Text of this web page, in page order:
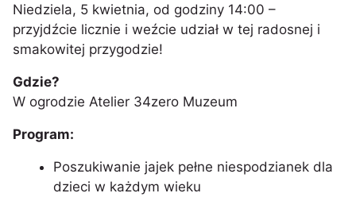
Niedziela, 5 kwietnia, od godziny 14:00 –
przyjdźcie licznie i weźcie udział w tej radosnej i
smakowitej przygodzie!
Gdzie?
W ogrodzie Atelier 34zero Muzeum
Program:
Poszukiwanie jajek pełne niespodzianek dla
dzieci w każdym wieku